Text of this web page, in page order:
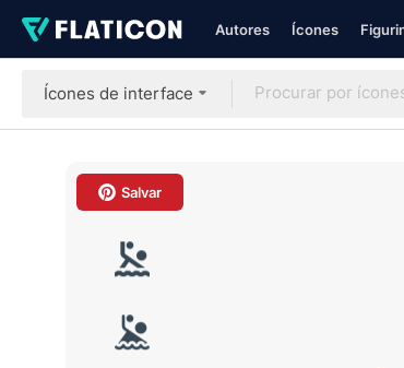
Autores Ícones
Ícones de interface
Salvar